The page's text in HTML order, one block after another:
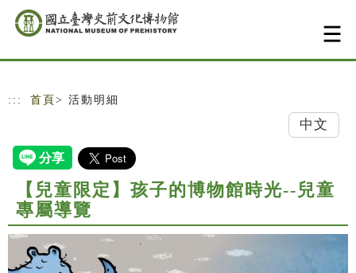
跳到主要內容
網站導覽
::: 首頁 > 活動明細
中文
【兒童限定】孩子的博物館時光--兒童
專屬導覽